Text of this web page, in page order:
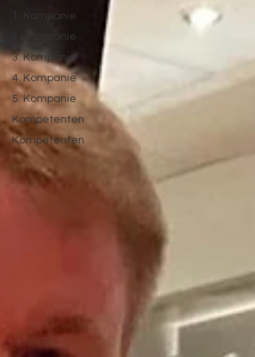
1. Kompanie
2. Kompanie
3. Kompanie
4. Kompanie
5. Kompanie
Kompetenten
Kompetenten